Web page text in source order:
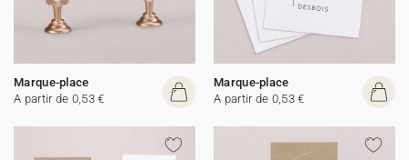
Marque-place
A partir de 0,53 €
Marque-place
A partir de 0,53 €